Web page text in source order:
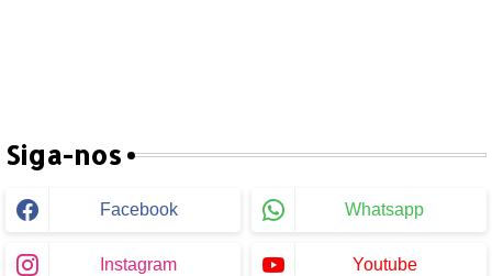
Siga-nos
Facebook Whatsapp
Instagram Youtube